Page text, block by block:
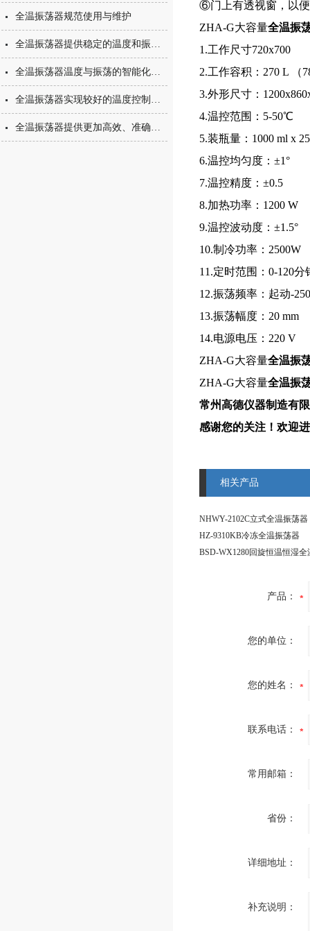
全温振荡器规范使用与维护
全温振荡器提供稳定的温度和振荡培养环境
全温振荡器温度与振荡的智能化数控
全温振荡器实现较好的温度控制与振荡混匀
全温振荡器提供更加高效、准确和可靠的环境条件
⑥门上有透视窗，以
ZHA-G大容量全温振
1.工作尺寸720x700
2.工作容积：270 L （
3.外形尺寸：
4.温控范围：5-50℃
5.装瓶量：1000 ml x
6.温控均匀度：±1°
7.温控精度：±0.5
8.加热功率：1200 W
9.温控波动度：±1.5°
10.制冷功率：2500W
11.定时范围：0-120分
12.振荡频率：起动-
13.振荡幅度：20 mm
14.电源电压：220 V
ZHA-G大容量全温振
ZHA-G大容量全温振
常州高德仪器制造有
感谢您的关注！欢迎
相关产品
NHWY-2102C立式全温振荡器
HZ-9310KB冷冻全温振荡器
BSD-WX1280回旋恒温恒湿全
产品：
您的单位：
您的姓名：
联系电话：
常用邮箱：
省份：
详细地址：
补充说明：